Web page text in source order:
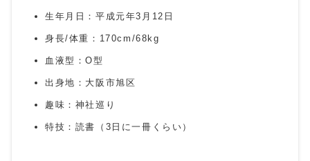
生年月日：平成元年3月12日
身長/体重：170cm/68kg
血液型：O型
出身地：大阪市旭区
趣味：神社巡り
特技：読書（3日に一冊くらい）